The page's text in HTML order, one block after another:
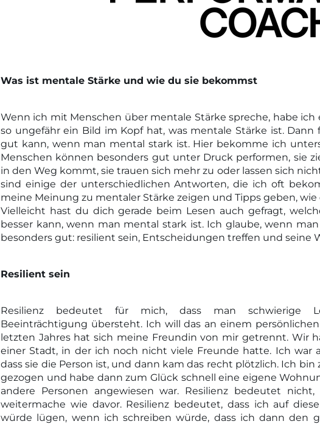
Was ist mentale Stärke und wie du sie bekommst
Wenn ich mit Menschen über mentale Stärke spreche, habe ich
so ungefähr ein Bild im Kopf hat, was mentale Stärke ist.
gut kann, wenn man mental stark ist. Hier bekomme ich
Menschen können besonders gut unter Druck performen, sie
in den Weg kommt, sie trauen sich mehr zu oder lassen sich
sind einige der unterschiedlichen Antworten, die ich oft
meine Meinung zu mentaler Stärke zeigen und Tipps geben,
Vielleicht hast du dich gerade beim Lesen auch gefragt,
besser kann, wenn man mental stark ist. Ich glaube, wenn
besonders gut: resilient sein, Entscheidungen treffen und seine
Resilient sein
Resilienz bedeutet für mich, dass man schwierige
Beeinträchtigung übersteht. Ich will das an einem
letzten Jahres hat sich meine Freundin von mir getrennt. Wir
einer Stadt, in der ich noch nicht viele Freunde hatte. Ich war
dass sie die Person ist, und dann kam das recht plötzlich. Ich
gezogen und habe dann zum Glück schnell eine eigene
andere Personen angewiesen war. Resilienz bedeutet
weitermache wie davor. Resilienz bedeutet, dass ich auf
würde lügen, wenn ich schreiben würde, dass ich dann den